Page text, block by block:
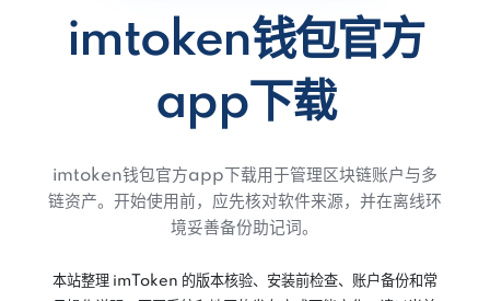
imtoken钱包官方
app下载
imtoken钱包官方app下载用于管理区块链账户与多
链资产。开始使用前，应先核对软件来源，并在离线环
境妥善备份助记词。
本站整理 imToken 的版本核验、安装前检查、账户备份和常